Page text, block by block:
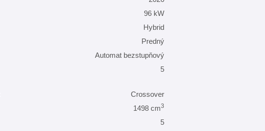
96 kW
Hybrid
Predný
Automat bezstupňový
5
Crossover
1498 cm3
5